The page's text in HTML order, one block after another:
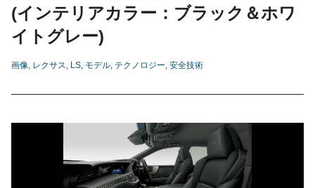
(インテリアカラー：ブラック＆ホワ
イトグレー)
画像 レクサス LS モデル テクノロジー 安全技術